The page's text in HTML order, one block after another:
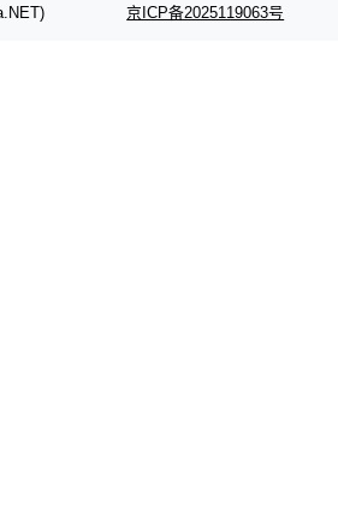
京ICP备2025119063号